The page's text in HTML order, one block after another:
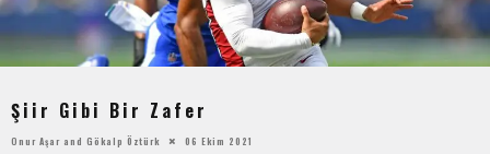
Şiir Gibi Bir Zafer
Onur Aşar and Gökalp Öztürk 06 Ekim 2021